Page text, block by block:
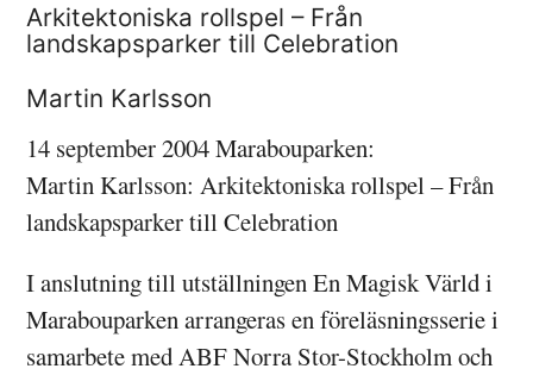
Arkitektoniska rollspel – Från
landskapsparker till Celebration
Martin Karlsson
14 september 2004 Marabouparken:
Martin Karlsson: Arkitektoniska rollspel – Från
landskapsparker till Celebration
I anslutning till utställningen En Magisk Värld i
Marabouparken arrangeras en föreläsningsserie i
samarbete med ABF Norra Stor-Stockholm och